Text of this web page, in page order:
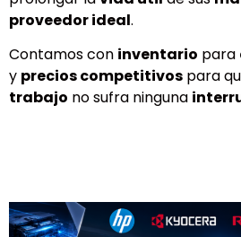
proveedor ideal.
Contamos con inventario para
y precios competitivos para
trabajo no sufra ninguna